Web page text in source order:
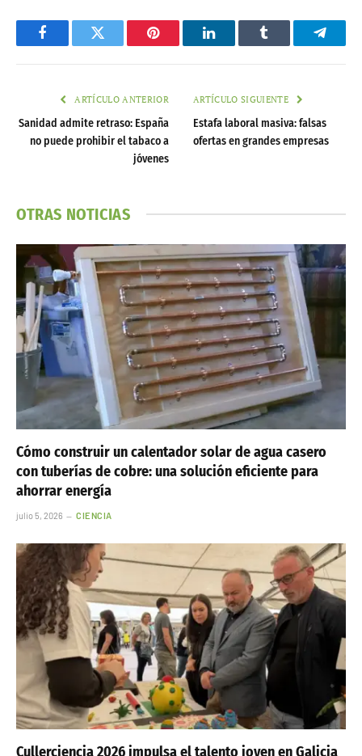
FacebookTwitter Pinterest LinkedInTumblr
ARTÍCULO ANTERIOR
Sanidad admite retraso: España
no puede prohibir el tabaco a
jóvenes
ARTÍCULO SIGUIENTE
Estafa laboral masiva: falsas
ofertas en grandes empresas
OTRAS NOTICIAS
Cómo construir un calentador solar de agua casero
con tuberías de cobre: una solución eficiente para
ahorrar energía
julio 5, 2026 CIENCIA
Cullerciencia 2026 impulsa el talento joven en Galicia